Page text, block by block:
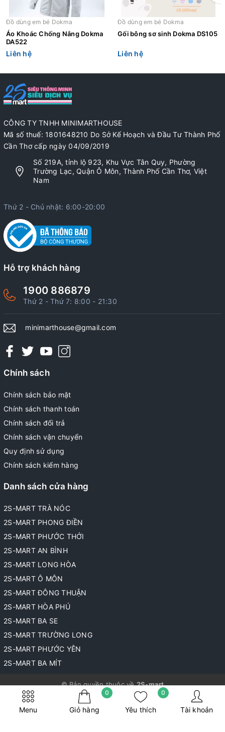
Menu Giỏ hàng
0
Yêu thích
0
Tài khoản
Đồ dùng em bé Dokma
Áo Khoác Chống Nắng Dokma
DA522
Liên hệ
Đồ dùng em bé Dokma
Gối bông sơ sinh Dokma DS105
Liên hệ
CÔNG TY TNHH MINIMARTHOUSE
Mã số thuế: 1801648210 Do Sở Kế Hoạch và Đầu Tư Thành Phố
Cần Thơ cấp ngày 04/09/2019
Số 219A, tỉnh lộ 923, Khu Vực Tân Quy, Phường
Trường Lạc, Quận Ô Môn, Thành Phố Cần Thơ, Việt
Nam
Thứ 2 - Chủ nhật: 6:00-20:00
Hỗ trợ khách hàng
1900 886879
Thứ 2 - Thứ 7: 8:00 - 21:30
minimarthouse@gmail.com
Chính sách
Chính sách bảo mật
Chính sách thanh toán
Chính sách đổi trả
Chính sách vận chuyển
Quy định sử dụng
Chính sách kiểm hàng
Danh sách cửa hàng
2S-MART TRÀ NÓC
2S-MART PHONG ĐIỀN
2S-MART PHƯỚC THỚI
2S-MART AN BÌNH
2S-MART LONG HÒA
2S-MART Ô MÔN
2S-MART ĐÔNG THUẬN
2S-MART HÒA PHÚ
2S-MART BA SE
2S-MART TRƯỜNG LONG
2S-MART PHƯỚC YÊN
2S-MART BA MÍT
© Bản quyền thuộc về2S-mart
Cung cấp bởi
Sapo